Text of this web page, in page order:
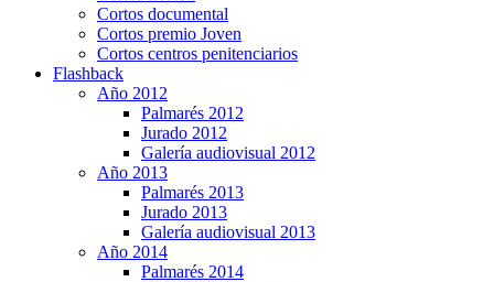
Cortos documental
Cortos premio Joven
Cortos centros penitenciarios
Flashback
Año 2012
Palmarés 2012
Jurado 2012
Galería audiovisual 2012
Año 2013
Palmarés 2013
Jurado 2013
Galería audiovisual 2013
Año 2014
Palmarés 2014